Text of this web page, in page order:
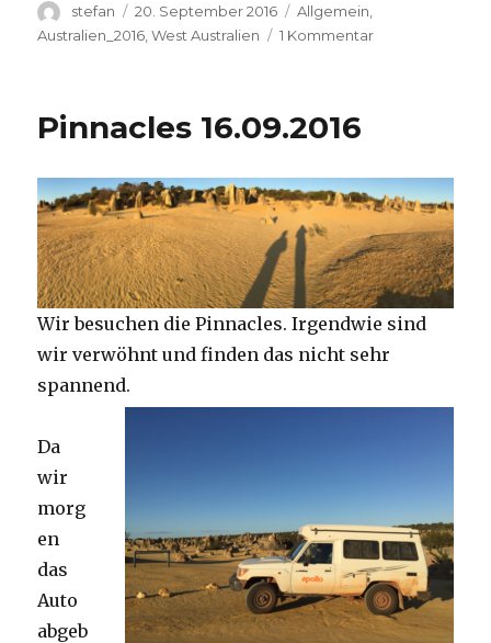
Autor
stefan
Veröffentlicht
am
20. September 2016 Kategorien
Allgemein,
Australien_2016 ,West Australien 1 Kommentarzu
Pinnacles 16.09.2016
Wir besuchen die Pinnacles. Irgendwie sind
wir verwöhnt und finden das nicht sehr
spannend.
Da
wir
morg
en
das
Auto
abgeb